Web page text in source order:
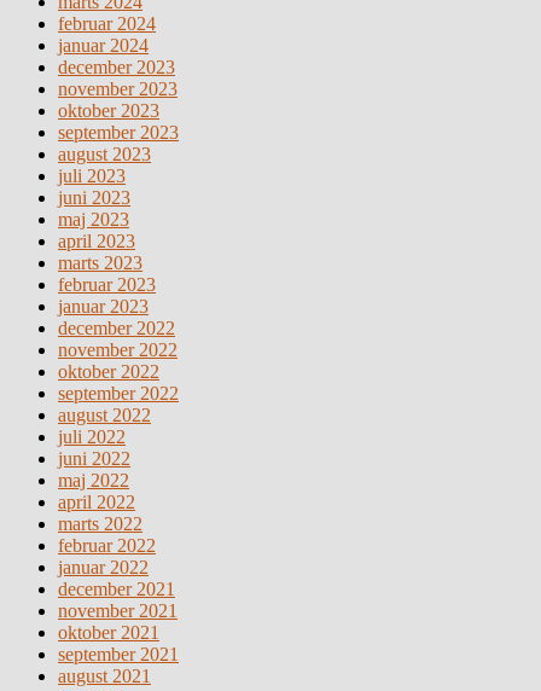
februar 2024
januar 2024
december 2023
november 2023
oktober 2023
september 2023
august 2023
juli 2023
juni 2023
maj 2023
april 2023
marts 2023
februar 2023
januar 2023
december 2022
november 2022
oktober 2022
september 2022
august 2022
juli 2022
juni 2022
maj 2022
april 2022
marts 2022
februar 2022
januar 2022
december 2021
november 2021
oktober 2021
september 2021
august 2021